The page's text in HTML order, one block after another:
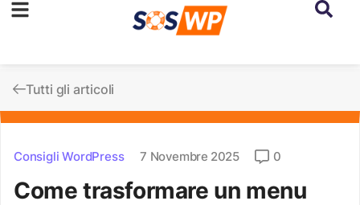
Tutti gli articoli
Consigli WordPress 7 Novembre 2025 0
Come trasformare un menu